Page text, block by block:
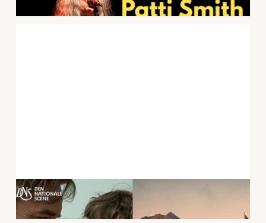
februar2026
Så som i himmelen - en STOR opplevelse
11 .oktober 2025